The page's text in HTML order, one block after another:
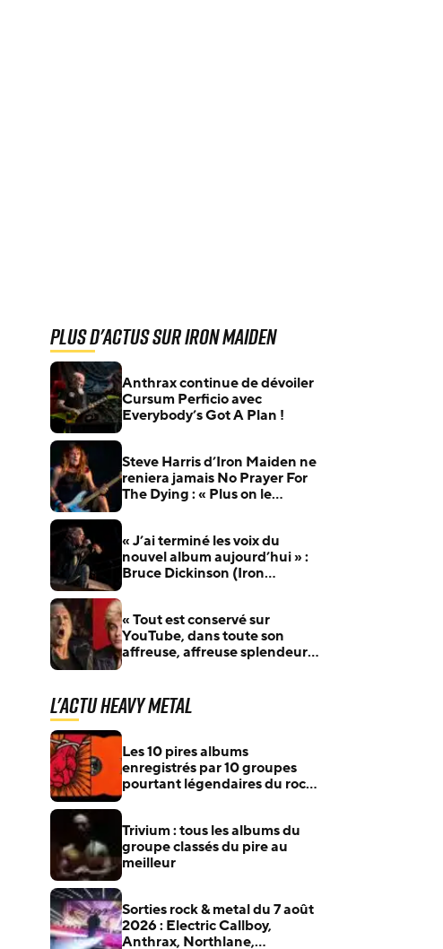
Plus d'actus sur Iron Maiden
Anthrax continue de dévoiler
Cursum Perficio avec
Everybody’s Got A Plan !
Steve Harris d’Iron Maiden ne
reniera jamais No Prayer For
The Dying : « Plus on le
« J’ai terminé les voix du
nouvel album aujourd’hui » :
Bruce Dickinson (Iron
arrivent bientôt
« Tout est conservé sur
YouTube, dans toute son
affreuse, affreuse splendeur »
avec Billie Joe Armstrong
(Green Day)
L'actu Heavy Metal
Les 10 pires albums
enregistrés par 10 groupes
pourtant légendaires du rock
Trivium : tous les albums du
groupe classés du pire au
meilleur
Sorties rock & metal du 7 août
2026 : Electric Callboy,
Anthrax, Northlane,